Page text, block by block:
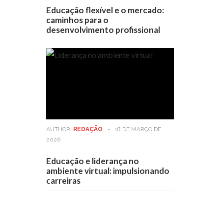
Educação flexível e o mercado:
caminhos para o
desenvolvimento profissional
AUTHOR: REDAÇÃO -
18 DE MARÇO DE
2026
Educação e liderança no
ambiente virtual: impulsionando
carreiras